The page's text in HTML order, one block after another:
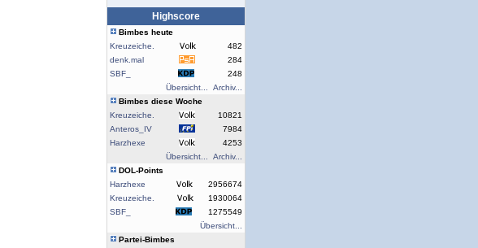
Highscore
Bimbes heute
Kreuzeiche.
482
denk.mal
284
SBF_
248
Übersicht...
Archiv...
Bimbes diese Woche
Kreuzeiche.
10821
Anteros_IV
7984
Harzhexe
4253
Übersicht...
Archiv...
DOL-Points
Harzhexe
2956674
Kreuzeiche.
1930064
SBF_
1275549
Übersicht...
Partei-Bimbes